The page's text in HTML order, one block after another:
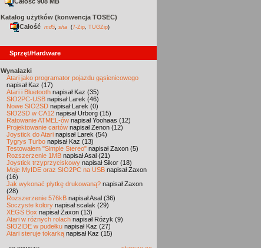
Katalog użytków (konwencja TOSEC)
Całość md5 sha (7-Zip TUGZip)
Sprzęt/Hardware
Wynalazki
Atari jako programator pojazdu gąsienicowego
napisał Kaz (17)
Atari i Bluetooth napisał Kaz (35)
SIO2PC-USB napisał Larek (46)
Nowe SIO2SD napisał Larek (0)
SIO2SD w CA12 napisał Urborg (15)
Ratowanie ATMEL-ów napisał Yoohaas (12)
Projektowanie cartów napisał Zenon (12)
Joystick do Atari napisał Larek (54)
Tygrys Turbo napisał Kaz (13)
Testowałem "Simple Stereo" napisał Zaxon (5)
Rozszerzenie 1MB napisał Asal (21)
Joystick trzyprzyciskowy napisał Sikor (18)
Moje MyIDE oraz SIO2PC na USB napisał Zaxon
(16)
Jak wykonać płytkę drukowaną? napisał Zaxon
(28)
Rozszerzenie 576kB napisał Asal (36)
Soczyste kolory napisał scalak (29)
XEGS Box napisał Zaxon (13)
Atari w różnych rolach napisał Różyk (9)
SIO2IDE w pudełku napisał Kaz (27)
Atari steruje tokarką napisał Kaz (15)